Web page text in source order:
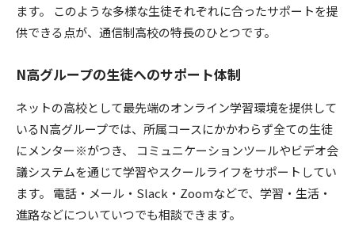
ます。 このような多様な生徒それぞれに合ったサポートを提
供できる点が、通信制高校の特長のひとつです。
N高グループの生徒へのサポート体制
ネットの高校として最先端のオンライン学習環境を提供して
いるN高グループでは、所属コースにかかわらず全ての生徒
にメンター※がつき、 コミュニケーションツールやビデオ会
議システムを通じて学習やスクールライフをサポートしてい
ます。 電話・メール・Slack・Zoomなどで、学習・生活・
進路などについていつでも相談できます。